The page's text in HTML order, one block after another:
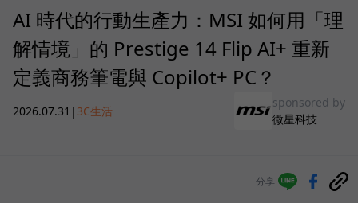
AI 時代的行動生產力：MSI 如何用「理
解情境」的 Prestige 14 Flip AI+ 重新
定義商務筆電與 Copilot+ PC？
2026.07.31 | 3C生活
sponsored by
微星科技
分享